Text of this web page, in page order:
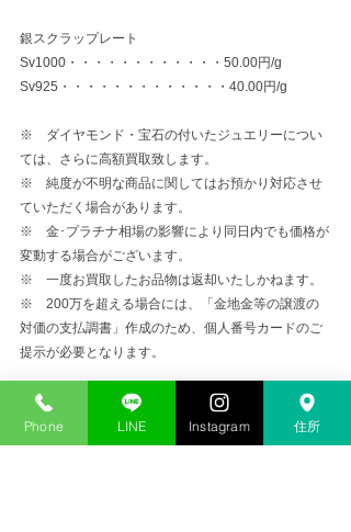
銀スクラップレート
Sv1000・・・・・・・・・・・・50.00円/g
Sv925・・・・・・・・・・・・・40.00円/g
※　ダイヤモンド・宝石の付いたジュエリーについ
ては、さらに高額買取致します。
※　純度が不明な商品に関してはお預かり対応させ
ていただく場合があります。
※　金･プラチナ相場の影響により同日内でも価格が
変動する場合がございます。
※　一度お買取したお品物は返却いたしかねます。
※　200万を超える場合には、「金地金等の譲渡の
対価の支払調書」作成のため、個人番号カードのご
提示が必要となります。
金プラチナ高価買取
Phone LINE Instagram 住所